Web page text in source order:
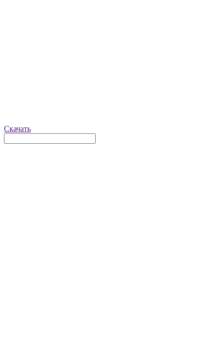
Скачать